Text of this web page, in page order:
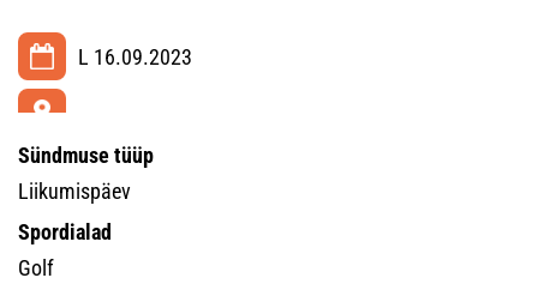
L 16.09.2023
Sündmuse tüüp
Liikumispäev
Spordialad
Golf